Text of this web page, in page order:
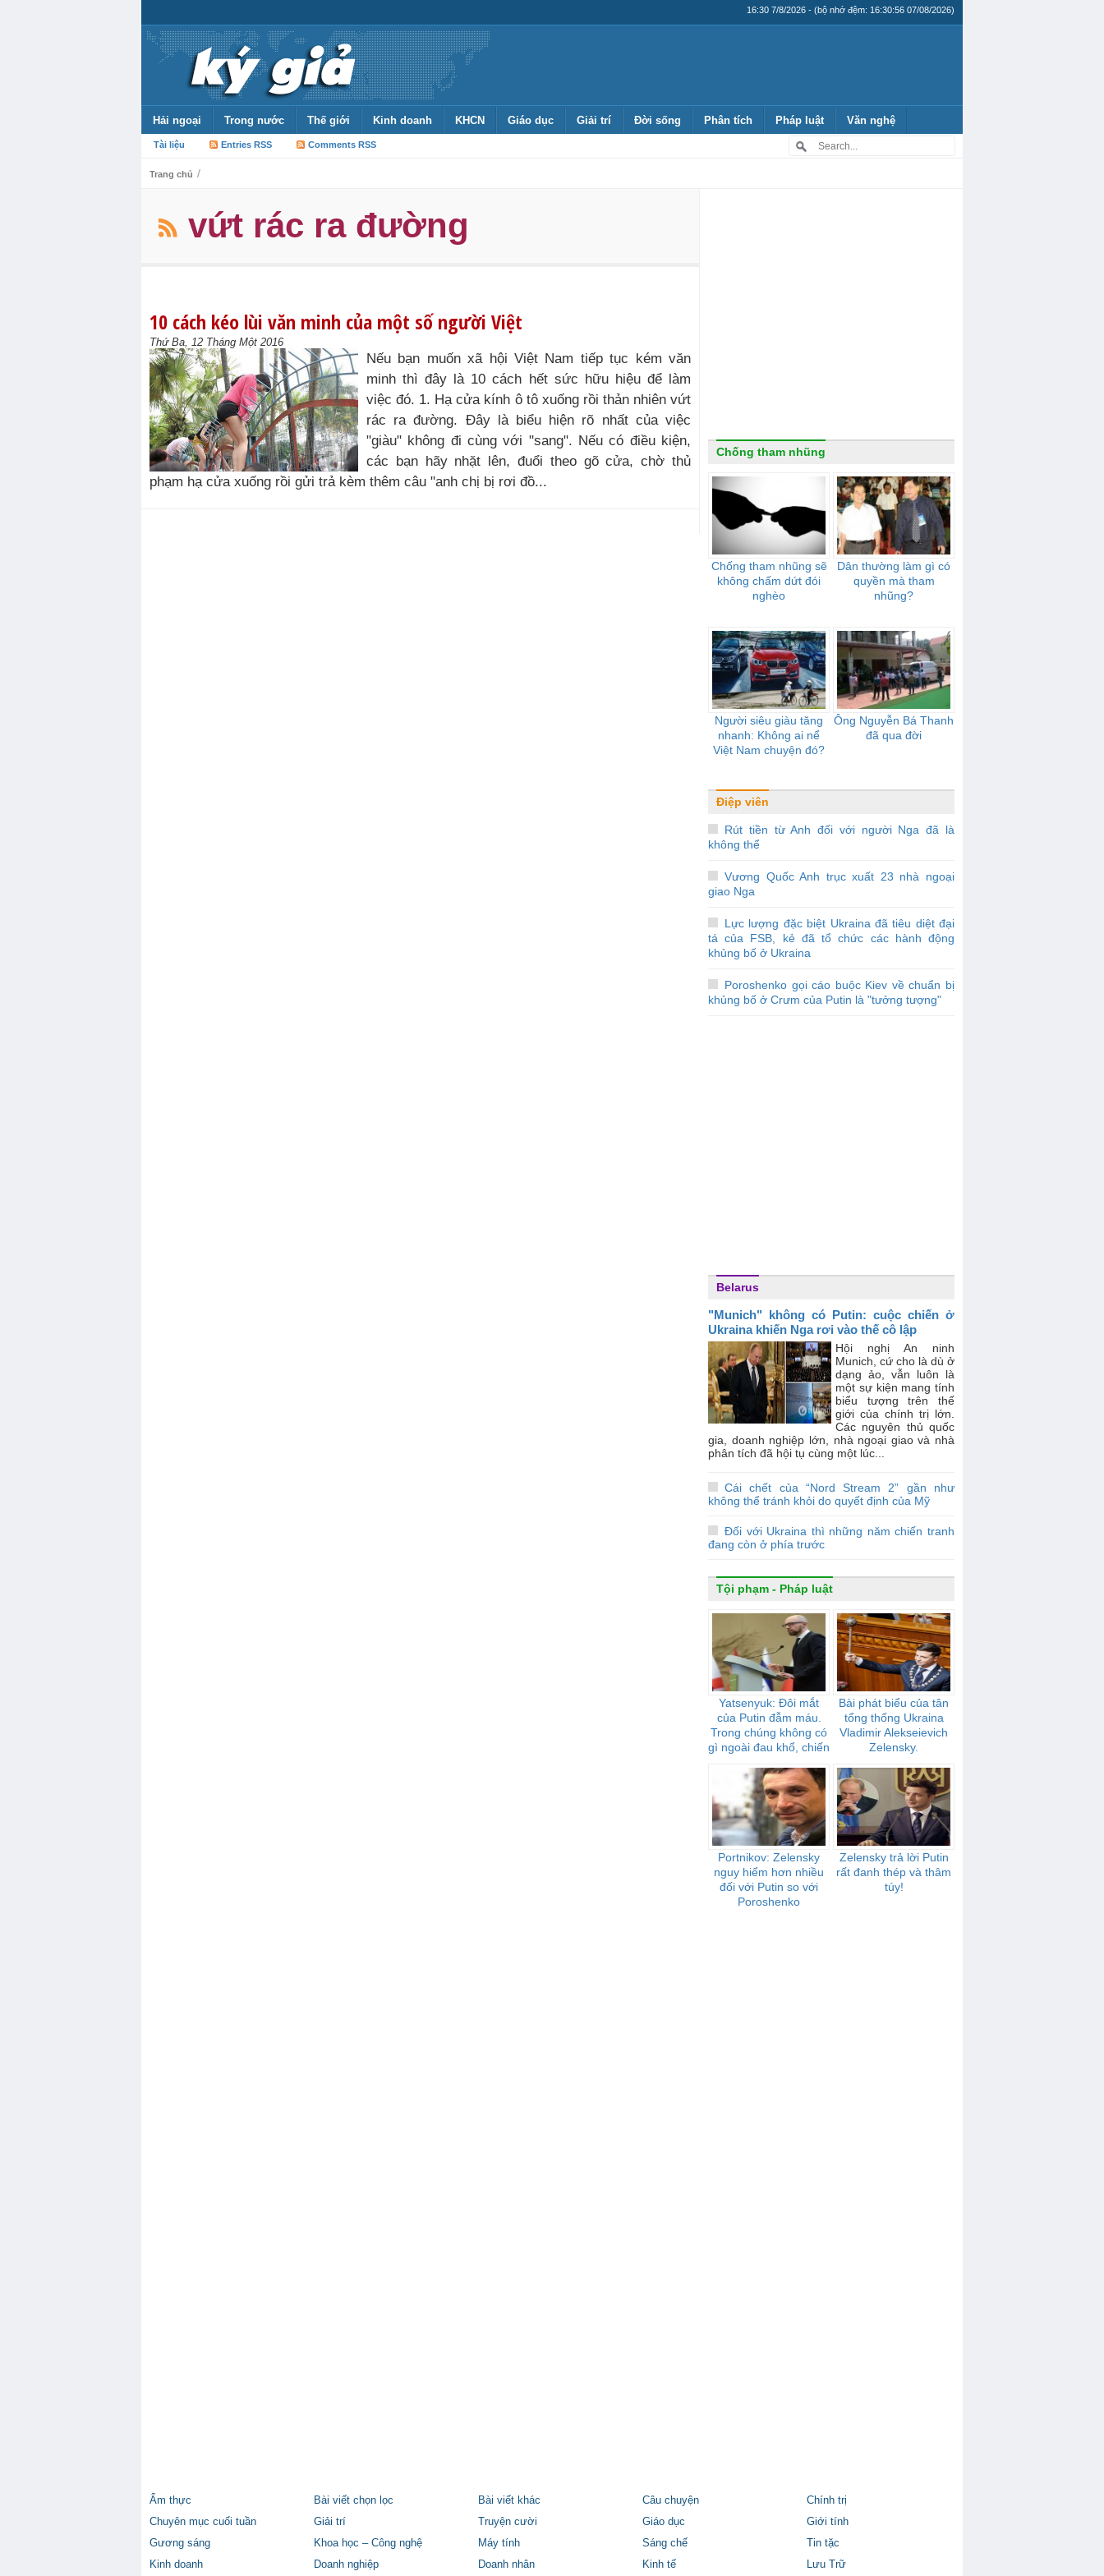
16:30 7/8/2026 - (bộ nhớ đệm: 16:30:56 07/08/2026)
Hải ngoại Trong nước Thế giới Kinh doanh KHCN Giáo dục Giải trí Đời sống Phân tích Pháp luật Văn nghệ
Tài liệu Entries RSS Comments RSS
Trang chủ /
vứt rác ra đường
10 cách kéo lùi văn minh của một số người Việt
Thứ Ba, 12 Tháng Một 2016
Nếu bạn muốn xã hội Việt Nam tiếp tục kém văn
minh thì đây là 10 cách hết sức hữu hiệu để làm
việc đó. 1. Hạ cửa kính ô tô xuống rồi thản nhiên vứt
rác ra đường. Đây là biểu hiện rõ nhất của việc
"giàu" không đi cùng với "sang". Nếu có điều kiện,
các bạn hãy nhặt lên, đuổi theo gõ cửa, chờ thủ
phạm hạ cửa xuống rồi gửi trả kèm thêm câu "anh chị bị rơi đồ...
Chống tham nhũng
Chống tham nhũng sẽ
không chấm dứt đói
nghèo
Dân thường làm gì có
quyền mà tham
nhũng?
Người siêu giàu tăng
nhanh: Không ai nể
Việt Nam chuyện đó?
Ông Nguyễn Bá Thanh
đã qua đời
Điệp viên
Rút tiền từ Anh đối với người Nga đã là
không thể
Vương Quốc Anh trục xuất 23 nhà ngoại
giao Nga
Lực lượng đặc biệt Ukraina đã tiêu diệt đại
tá của FSB, kẻ đã tổ chức các hành động
khủng bố ở Ukraina
Poroshenko gọi cáo buộc Kiev về chuẩn bị
khủng bố ở Crưm của Putin là "tưởng tượng"
Belarus
"Munich" không có Putin: cuộc chiến ở
Ukraina khiến Nga rơi vào thế cô lập
Hội nghị An ninh
Munich, cứ cho là dù ở
dạng ảo, vẫn luôn là
một sự kiện mang tính
biểu tượng trên thế
giới của chính trị lớn.
Các nguyên thủ quốc
gia, doanh nghiệp lớn, nhà ngoại giao và nhà
phân tích đã hội tụ cùng một lúc...
Cái chết của “Nord Stream 2” gần như
không thể tránh khỏi do quyết định của Mỹ
Đối với Ukraina thì những năm chiến tranh
đang còn ở phía trước
Tội phạm - Pháp luật
Yatsenyuk: Đôi mắt
của Putin đẫm máu.
Trong chúng không có
gì ngoài đau khổ, chiến
Bài phát biểu của tân
tổng thống Ukraina
Vladimir Alekseievich
Zelensky.
Portnikov: Zelensky
nguy hiểm hơn nhiều
đối với Putin so với
Poroshenko
Zelensky trả lời Putin
rất đanh thép và thâm
túy!
Ẩm thực Bài viết chọn lọc Bài viết khác Câu chuyện
Chính trị
Chuyên mục cuối tuần
Giải trí Truyện cười Giáo dục
Giới tính
Gương sáng
Khoa học – Công nghệ Máy tính Sáng chế
Tin tặc
Kinh doanh
Doanh nghiệp Doanh nhân Kinh tế Lưu Trữ